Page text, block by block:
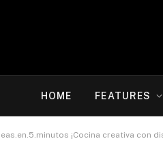
HOME FEATURES
¡Cocina creativa con